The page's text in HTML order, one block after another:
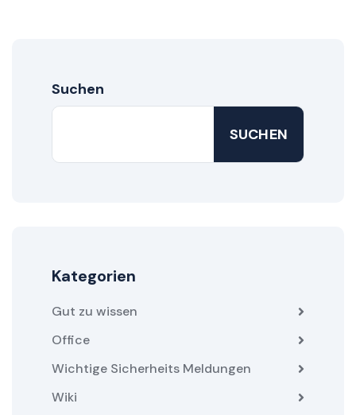
Suchen
SUCHEN
Kategorien
Gut zu wissen
Office
Wichtige Sicherheits Meldungen
Wiki